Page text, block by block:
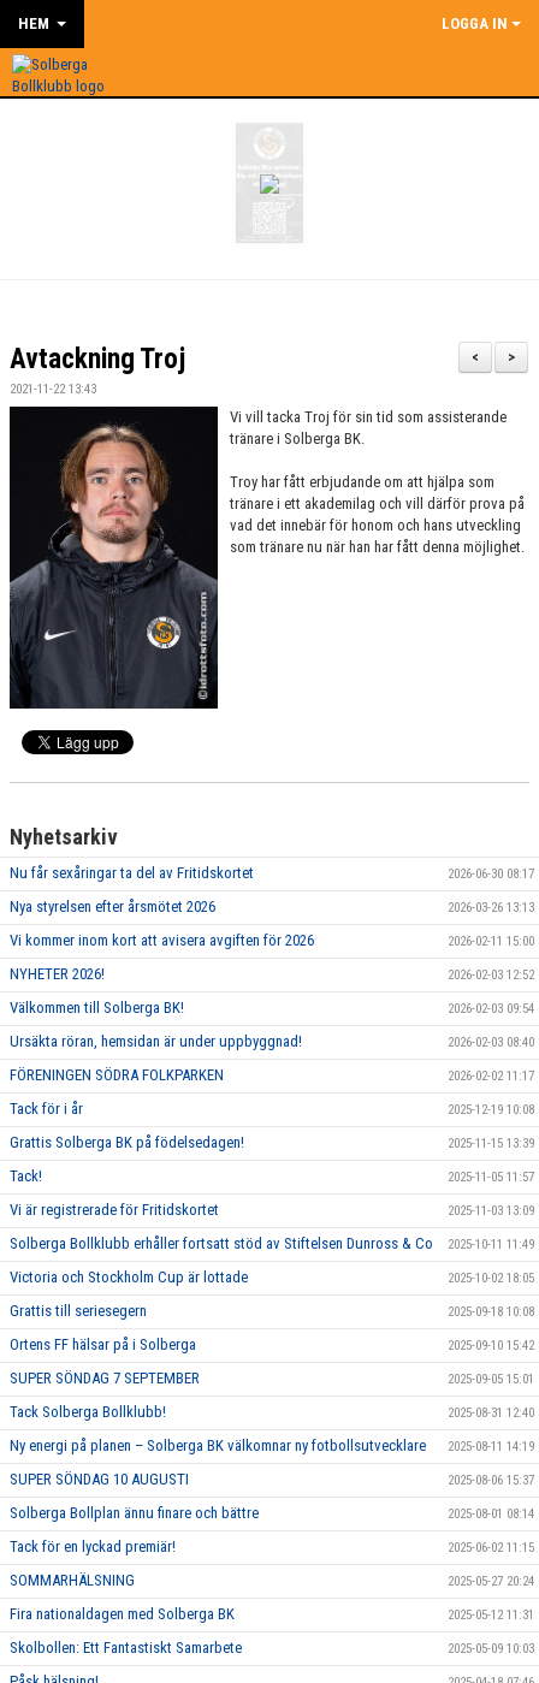
HEM LOGGA IN
>
<
Avtackning Troj
2021-11-22 13:43
Vi vill tacka Troj för sin tid som assisterande
tränare i Solberga BK.
Troy har fått erbjudande om att hjälpa som
tränare i ett akademilag och vill därför prova på
vad det innebär för honom och hans utveckling
som tränare nu när han har fått denna möjlighet.
Nyhetsarkiv
Nu får sexåringar ta del av Fritidskortet 2026-06-30 08:17
Nya styrelsen efter årsmötet 2026 2026-03-26 13:13
Vi kommer inom kort att avisera avgiften för 2026 2026-02-11 15:00
NYHETER 2026! 2026-02-03 12:52
Välkommen till Solberga BK! 2026-02-03 09:54
Ursäkta röran, hemsidan är under uppbyggnad! 2026-02-03 08:40
FÖRENINGEN SÖDRA FOLKPARKEN 2026-02-02 11:17
Tack för i år 2025-12-19 10:08
Grattis Solberga BK på födelsedagen! 2025-11-15 13:39
Tack! 2025-11-05 11:57
Vi är registrerade för Fritidskortet 2025-11-03 13:09
Solberga Bollklubb erhåller fortsatt stöd av Stiftelsen Dunross & Co 2025-10-11 11:49
Victoria och Stockholm Cup är lottade 2025-10-02 18:05
Grattis till seriesegern 2025-09-18 10:08
Ortens FF hälsar på i Solberga 2025-09-10 15:42
SUPER SÖNDAG 7 SEPTEMBER 2025-09-05 15:01
Tack Solberga Bollklubb! 2025-08-31 12:40
Ny energi på planen – Solberga BK välkomnar ny fotbollsutvecklare 2025-08-11 14:19
SUPER SÖNDAG 10 AUGUSTI 2025-08-06 15:37
Solberga Bollplan ännu finare och bättre 2025-08-01 08:14
Tack för en lyckad premiär! 2025-06-02 11:15
SOMMARHÄLSNING 2025-05-27 20:24
Fira nationaldagen med Solberga BK 2025-05-12 11:31
Skolbollen: Ett Fantastiskt Samarbete 2025-05-09 10:03